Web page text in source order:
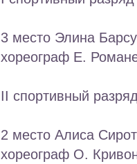
3 место Элина
хореограф Е.
II спортивный разряд
2 место Алиса
хореограф О.